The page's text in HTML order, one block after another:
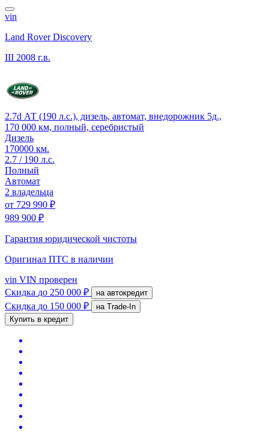
vin
Land Rover Discovery
III 2008 г.в.
2.7d АТ (190 л.с.), дизель, автомат, внедорожник 5д.,
170 000 км, полный, серебристый
Дизель
170000 км.
2.7 / 190 л.с.
Полный
Автомат
2 владельца
от 729 990 ₽
989 900 ₽
Гарантия юридической чистоты
Оригинал ПТС в наличии
vin VIN проверен
Скидка до 250 000 ₽ на автокредит
Скидка до 150 000 ₽
на Trade-In
Купить в кредит